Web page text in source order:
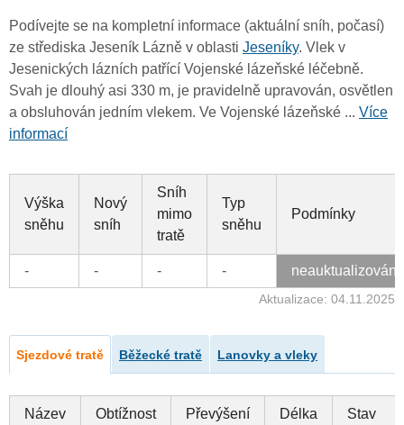
Podívejte se na kompletní informace (aktuální sníh, počasí)
ze střediska Jeseník Lázně v oblasti Jeseníky. Vlek v
Jesenických lázních patřící Vojenské lázeňské léčebně.
Svah je dlouhý asi 330 m, je pravidelně upravován, osvětlen
a obsluhován jedním vlekem. Ve Vojenské lázeňské ... Více
informací
Výška
sněhu
Nový
sníh
Sníh
mimo
tratě
Typ
sněhu
Podmínky
- - - - neauktualizováno
Aktualizace: 04.11.2025
Sjezdové tratě Běžecké tratě Lanovky a vleky
Název Obtížnost Převýšení Délka Stav